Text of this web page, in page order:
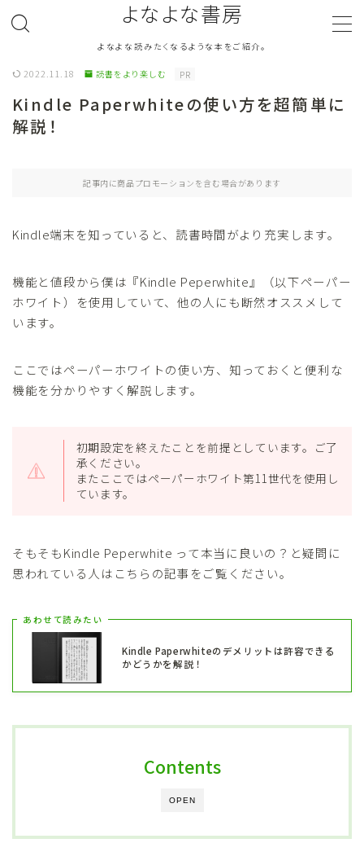
よなよな書房
よなよな読みたくなるような本をご紹介。
ジャンル Genre
読書をより楽しむ Good Reading
2022.11.18 読書をより楽しむ PR
Kindle Paperwhiteの使い方を超簡単に
解説！
記事内に商品プロモーションを含む場合があります
Kindle端末を知っていると、読書時間がより充実します。
機能と値段から僕は『Kindle Peperwhite』（以下ペーパー
ホワイト）を使用していて、他の人にも断然オススメして
います。
ここではペーパーホワイトの使い方、知っておくと便利な
機能を分かりやすく解説します。
初期設定を終えたことを前提としています。ご了
承ください。
またここではペーパーホワイト第11世代を使用し
ています。
そもそもKindle Peperwhite って本当に良いの？と疑問に
思われている人はこちらの記事をご覧ください。
あわせて読みたい
Kindle Paperwhiteのデメリットは許容できる
かどうかを解説！
OPEN
Contents